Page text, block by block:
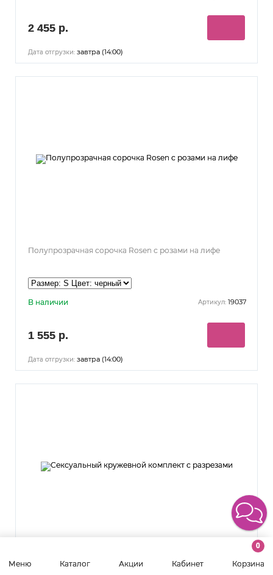
Меню Каталог Акции Кабинет
0
Корзина
2 455 р.
Дата отгрузки: завтра (14:00)
Полупрозрачная сорочка Rosen с розами на лифе
В наличии Артикул: 19037
1 555 р.
Дата отгрузки: завтра (14:00)